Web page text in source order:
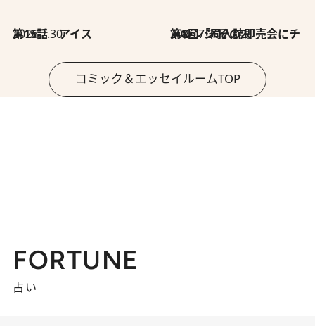
2026.7.30
第15話 アイス 2026.7.30
第8回「同人誌即売会にチャレンジ その2」
コミック＆エッセイルームTOP
FORTUNE
占い